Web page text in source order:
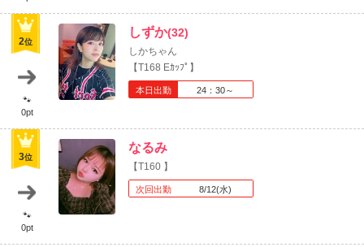
⇩ ⇩ ⇩ ⇩
求人はこちら
2位
🐾
0pt
しずか(32)
しかちゃん
【T168 Eｶｯﾌﾟ】
本日出勤 24：30～
3位
🐾
0pt
なるみ
【T160 】
次回出勤 8/12(水)